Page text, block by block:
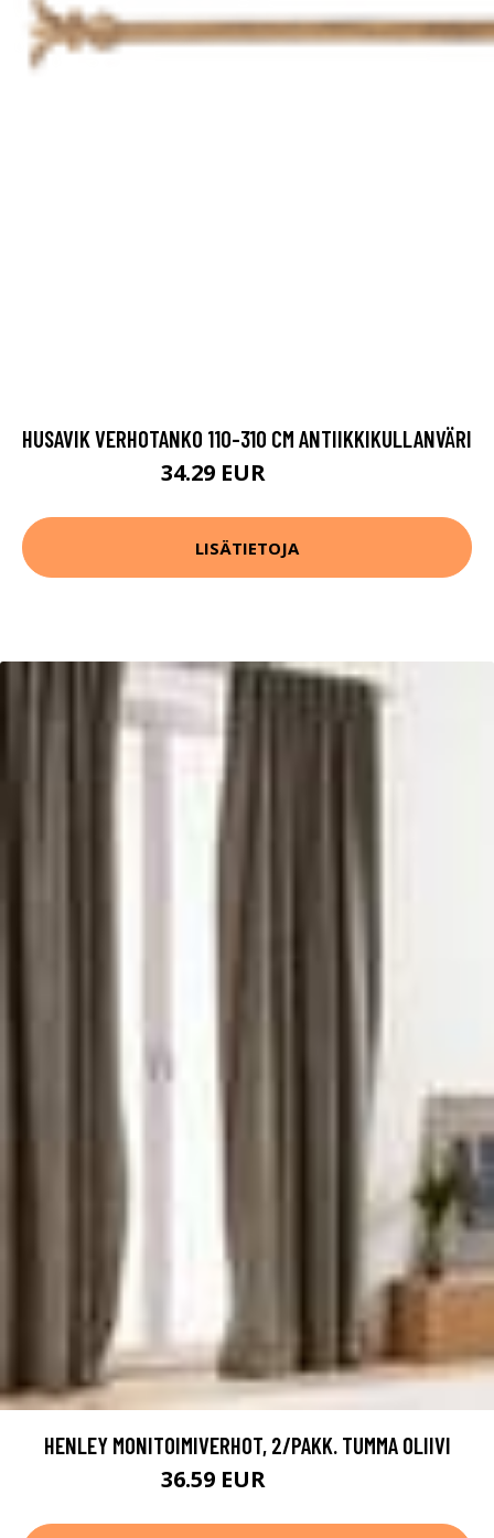
HUSAVIK VERHOTANKO 110-310 CM ANTIIKKIKULLANVÄRI
34.29 EUR
LISÄTIETOJA
HENLEY MONITOIMIVERHOT, 2/PAKK. TUMMA OLIIVI
36.59 EUR